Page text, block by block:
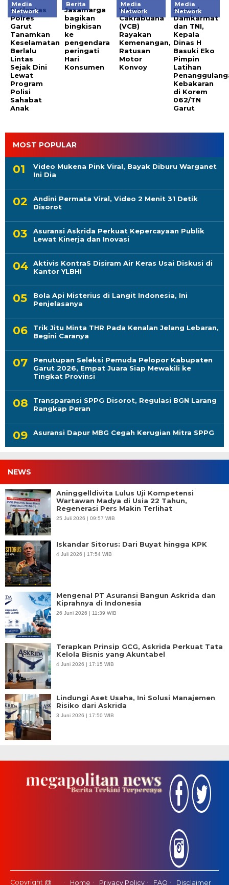
Media
Network
Satlantas
Polres
Garut
Tanamkan
Keselamatan
Berlalu
Lintas
Sejak Dini
Lewat
Program
Polisi
Sahabat
Anak
Berita
Jasamarga
bagikan
bingkisan
ke
pengendara
peringati
Hari
Konsumen
Media
Network
Viking
Cakrabuana
(VCB)
Rayakan
Kemenangan,
Ratusan
Motor
Konvoy
Media
Network
Sinergi
Damkarmat
dan TNI,
Kepala
Dinas H
Basuki Eko
Pimpin
Latihan
Kebakaran
di Korem
062/TN
Garut
MOST POPULAR
Video Mukena Pink Viral, Bayak Diburu Warganet
Ini Dia
Andini Permata Viral, Video 2 Menit 31 Detik
Disorot
Asuransi Askrida Perkuat Kepercayaan Publik
Lewat Kinerja dan Inovasi
Aktivis KontraS Disiram Air Keras Usai Diskusi di
Kantor YLBHI
Bola Api Misterius di Langit Indonesia, Ini
Penjelasanya
Trik Jitu Minta THR Pada Kenalan Jelang Lebaran,
Begini Caranya
Penutupan Seleksi Pemuda Pelopor Kabupaten
Garut 2026, Empat Juara Siap Mewakili ke
Tingkat Provinsi
Transparansi SPPG Disorot, Regulasi BGN Larang
Rangkap Peran
Asuransi Dapur MBG Cegah Kerugian Mitra SPPG
NEWS
Aninggelldivita Lulus Uji Kompetensi
Wartawan Madya di Usia 22 Tahun,
Regenerasi Pers Makin Terlihat
25 Juli 2026 | 09:57 WIB
Iskandar Sitorus: Dari Buyat hingga KPK
4 Juli 2026 | 17:54 WIB
Mengenal PT Asuransi Bangun Askrida dan
Kiprahnya di Indonesia
26 Juni 2026 | 11:39 WIB
Terapkan Prinsip GCG, Askrida Perkuat Tata
Kelola Bisnis yang Akuntabel
4 Juni 2026 | 17:15 WIB
Lindungi Aset Usaha, Ini Solusi Manajemen
Risiko dari Askrida
3 Juni 2026 | 17:50 WIB
Copyright @ Home Privacy Policy FAQ Disclaimer